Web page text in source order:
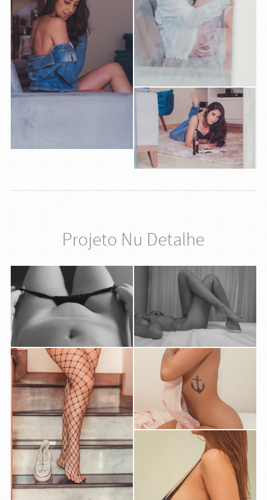
Projeto Nu Detalhe